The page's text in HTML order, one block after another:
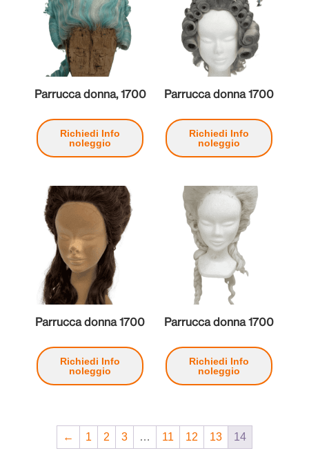
Parrucca donna, 1700
Richiedi Info
noleggio
Parrucca donna 1700
Richiedi Info
noleggio
Parrucca donna 1700
Richiedi Info
noleggio
Parrucca donna 1700
Richiedi Info
noleggio
← 1 2 3 … 11 12 13 14